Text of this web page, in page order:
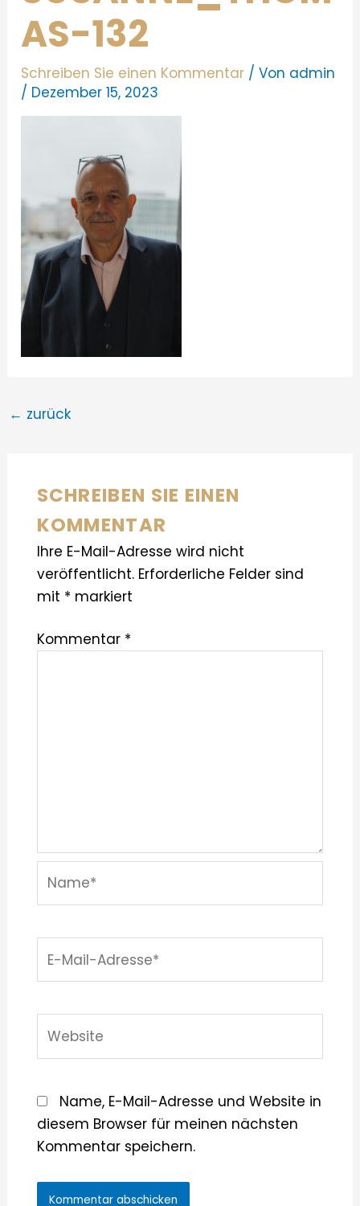
AS-132
Schreiben Sie einen Kommentar / Von admin
/ Dezember 15, 2023
← zurück
SCHREIBEN SIE EINEN
KOMMENTAR
Ihre E-Mail-Adresse wird nicht
veröffentlicht. Erforderliche Felder sind
mit * markiert
Kommentar *
Mail-
Name, E-Mail-Adresse und Website in
diesem Browser für meinen nächsten
Kommentar speichern.